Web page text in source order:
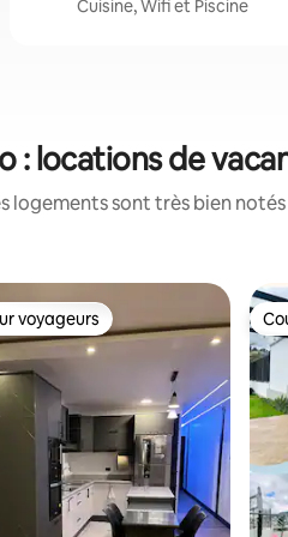
Cuisine, Wifi et Piscine
: locations de
logements sont très bien
voyageurs
voyageurs